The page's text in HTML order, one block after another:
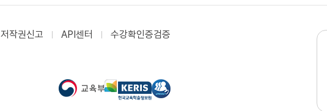
저작권신고 API센터 수강확인증검증